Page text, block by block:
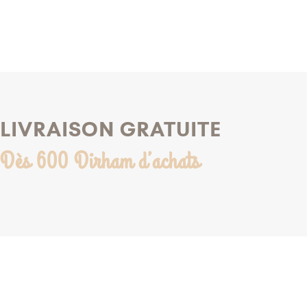
LIVRAISON GRATUITE
Dès 600 Dirham d’achats